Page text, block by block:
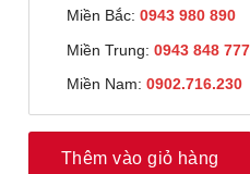
Miền Bắc: 0943 980 890
Miền Trung: 0943 848 777
Miền Nam: 0902.716.230
Thêm vào giỏ hàng